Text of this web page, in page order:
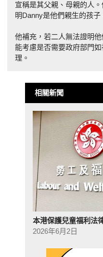
宣稱是其父親、母親的人
明Danny是他們親生的孩
他補充，若二人無法證明
能考慮是否需要政府部門
理。
相關新聞
本港保護兒童福利法
2026年6月2日